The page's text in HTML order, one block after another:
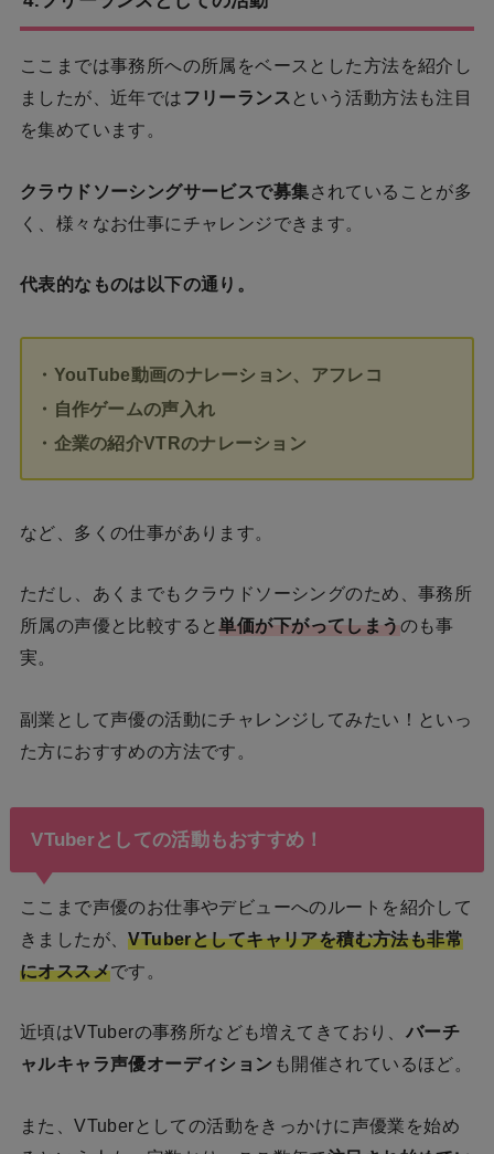
ここまでは事務所への所属をベースとした方法を紹介し
ましたが、近年ではフリーランス という活動方法も注目
を集めています。
クラウドソーシングサービスで募集されていることが多
く、様々なお仕事にチャレンジできます。
代表的なものは以下の通り。
・YouTube動画のナレーション、アフレコ
・自作ゲームの声入れ
・企業の紹介VTRのナレーション
など、多くの仕事があります。
ただし、あくまでもクラウドソーシングのため、事務所
所属の声優と比較すると単価が下がってしまう のも事
実。
副業として声優の活動にチャレンジしてみたい！といっ
た方におすすめの方法です。
VTuberとしての活動もおすすめ！
ここまで声優のお仕事やデビューへのルートを紹介して
きましたが、VTuberとしてキャリアを積む方法も非常
にオススメです。
近頃はVTuberの事務所なども増えてきており、 バーチ
ャルキャラ声優オーディション も開催されているほど。
また、VTuberとしての活動をきっかけに声優業を始め